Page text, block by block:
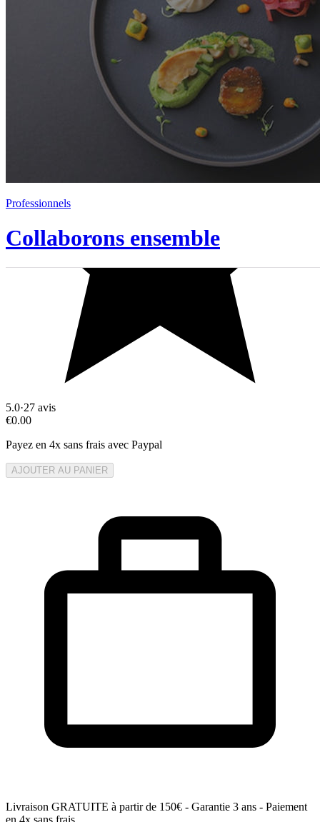
Professionnels
Collaborons ensemble
5.0·27 avis
€0.00
Payez en 4x sans frais avec Paypal
AJOUTER AU PANIER
Livraison GRATUITE à partir de 150€ - Garantie 3 ans - Paiement
en 4x sans frais